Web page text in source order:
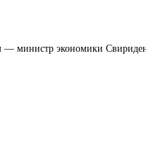
— министр экономики